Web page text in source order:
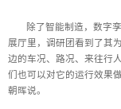
除了智能制造，数字
展厅里，调研团看到了其
边的车况、路况、来往行
们也可以对它的运行效果
朝晖说。